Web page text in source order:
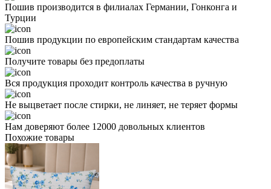
Пошив производится в филиалах Германии, Гонконга и
Турции
Пошив продукции по европейским стандартам качества
Получите товары без предоплаты
Вся продукция проходит контроль качества в ручную
Не выцветает после стирки, не линяет, не теряет формы
Нам доверяют более 12000 довольных клиентов
Похожие товары